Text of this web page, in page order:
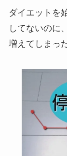
ダイエットを
してないのに
増えてしまっ